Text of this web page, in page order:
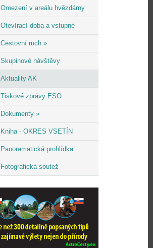
Omezení v areálu hvězdárny
Otevírací doba a vstupné
Cestovní ruch »
Skupinové návštěvy
Aktuality AK
Tiskové zprávy ESO
Dokumenty »
Kniha - OKRES VSETÍN
Panoramatická prohlídka
Fotografická soutež